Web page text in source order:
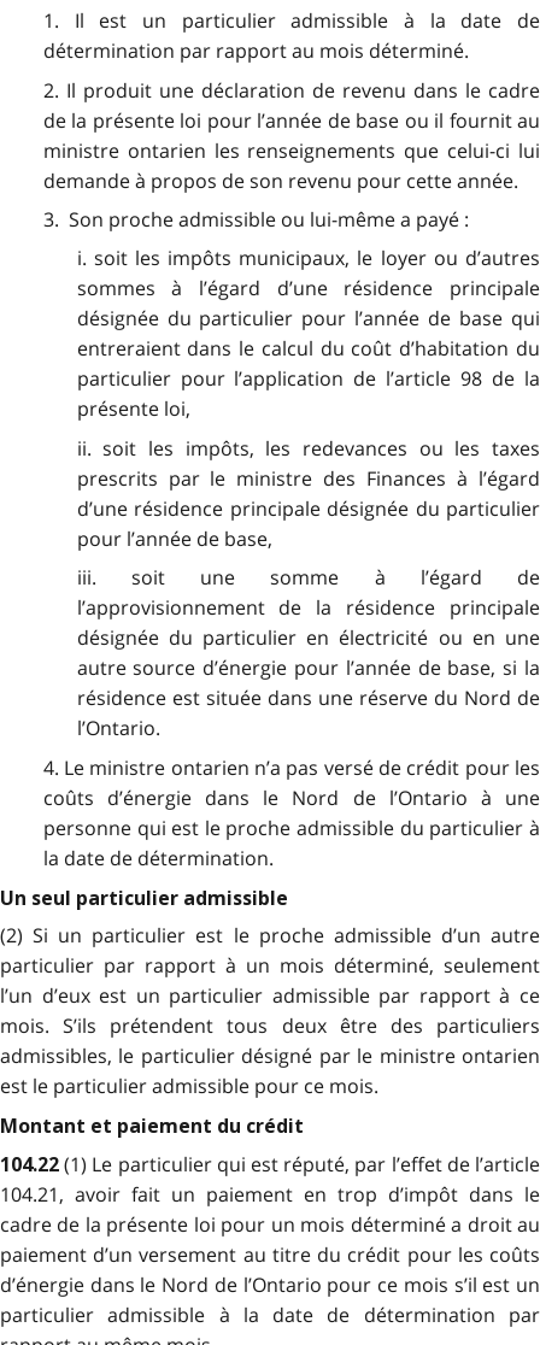
1. Il est un particulier admissible à la date de
détermination par rapport au mois déterminé.
2. Il produit une déclaration de revenu dans le cadre
de la présente loi pour l’année de base ou il fournit au
ministre ontarien les renseignements que celui-ci lui
demande à propos de son revenu pour cette année.
3. Son proche admissible ou lui-même a payé :
i. soit les impôts municipaux, le loyer ou d’autres
sommes à l’égard d’une résidence principale
désignée du particulier pour l’année de base qui
entreraient dans le calcul du coût d’habitation du
particulier pour l’application de l’article 98 de la
présente loi,
ii. soit les impôts, les redevances ou les taxes
prescrits par le ministre des Finances à l’égard
d’une résidence principale désignée du particulier
pour l’année de base,
iii. soit une somme à l’égard de
l’approvisionnement de la résidence principale
désignée du particulier en électricité ou en une
autre source d’énergie pour l’année de base, si la
résidence est située dans une réserve du Nord de
l’Ontario.
4. Le ministre ontarien n’a pas versé de crédit pour les
coûts d’énergie dans le Nord de l’Ontario à une
personne qui est le proche admissible du particulier à
la date de détermination.
Un seul particulier admissible
(2) Si un particulier est le proche admissible d’un autre
particulier par rapport à un mois déterminé, seulement
l’un d’eux est un particulier admissible par rapport à ce
mois. S’ils prétendent tous deux être des particuliers
admissibles, le particulier désigné par le ministre ontarien
est le particulier admissible pour ce mois.
Montant et paiement du crédit
104.22(1) Le particulier qui est réputé, par l’effet de l’article
104.21, avoir fait un paiement en trop d’impôt dans le
cadre de la présente loi pour un mois déterminé a droit au
paiement d’un versement au titre du crédit pour les coûts
d’énergie dans le Nord de l’Ontario pour ce mois s’il est un
particulier admissible à la date de détermination par